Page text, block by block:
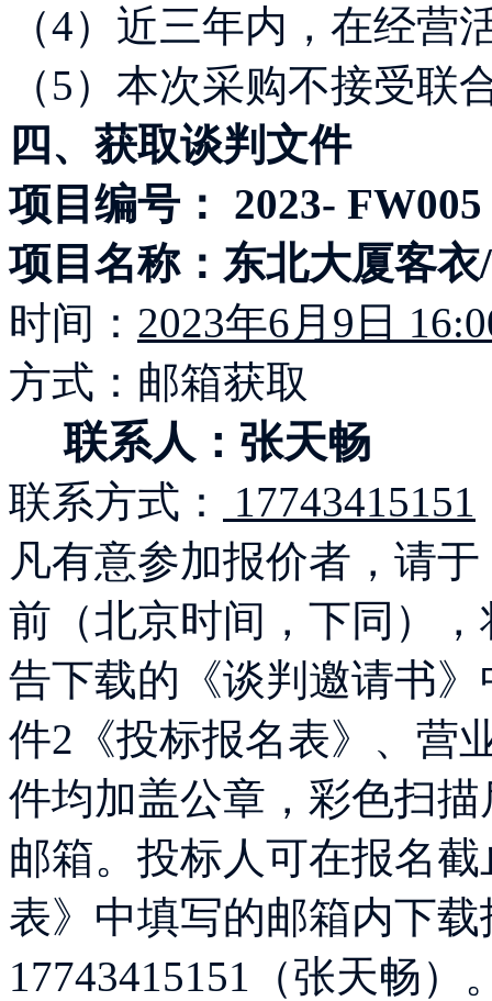
（4）近三年内，在经营
（5）本次采购不接受联
四、获取谈判文件
项目编号： 2023- FW005
项目名称：东北大厦客衣/
时间： 2023年6月9日
方式：邮箱获取
联系人：张天畅
联系方式：
17743415151
凡有意参加报价者，请
前（北京时间，下同）
告下载的《谈判邀请书
件2《投标报名表》、营
件均加盖公章，彩色扫描
邮箱。投标人可在报名
表》中填写的邮箱内下
17743415151（张天畅）